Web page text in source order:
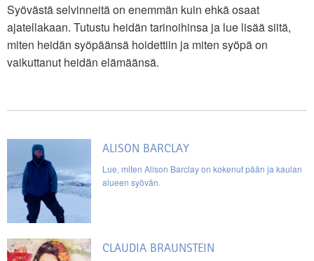
Syövästä selvinneitä on enemmän kuin ehkä osaat
ajatellakaan. Tutustu heidän tarinoihinsa ja lue lisää siitä,
miten heidän syöpäänsä hoidettiin ja miten syöpä on
vaikuttanut heidän elämäänsä.
ALISON BARCLAY
Lue, miten Alison Barclay on kokenut pään ja kaulan
alueen syövän.
CLAUDIA BRAUNSTEIN